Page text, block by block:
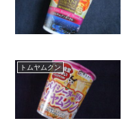
トムヤムクン